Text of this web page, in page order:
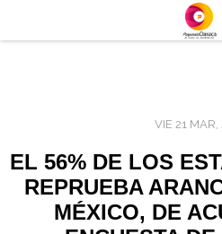
VIE 21
EL 56% DE LOS
REPRUEBA
MÉXICO, DE